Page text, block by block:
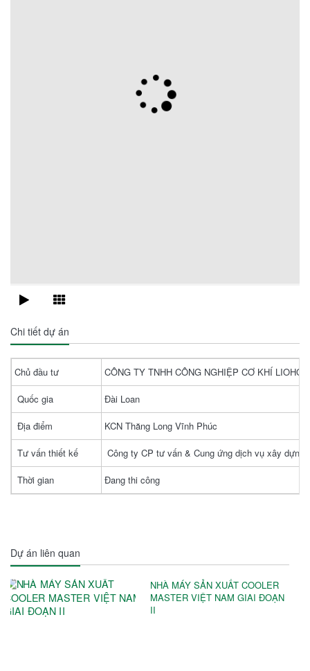
Chi tiết dự án
Chủ đầu tư CÔNG TY TNHH CÔNG NGHIỆP CƠ KHÍ LIOHO
Quốc gia Đài Loan
Địa điểm KCN Thăng Long Vĩnh Phúc
Tư vấn thiết kế Công ty CP tư vấn & Cung ứng dịch vụ xây dựng
Thời gian Đang thi công
Dự án liên quan
NHÀ MÁY SẢN XUẤT COOLER
MASTER VIỆT NAM GIAI ĐOẠN
II